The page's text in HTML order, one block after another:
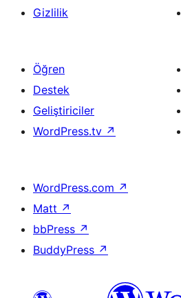
Gizlilik
Öğren
Destek
Geliştiriciler
WordPress.tv ↗
WordPress.com ↗
Matt ↗
bbPress ↗
BuddyPress ↗